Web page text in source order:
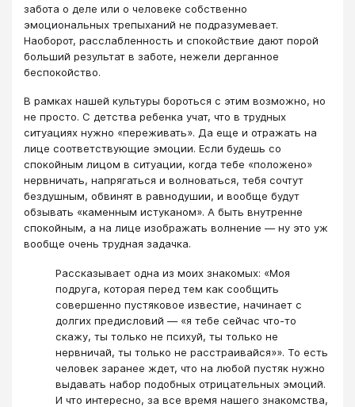
забота о деле или о человеке собственно
эмоциональных трепыханий не подразумевает.
Наоборот, расслабленность и спокойствие дают порой
больший результат в заботе, нежели дерганное
беспокойство.
В рамках нашей культуры бороться с этим возможно, но
не просто. С детства ребенка учат, что в трудных
ситуациях нужно «переживать». Да еще и отражать на
лице соответствующие эмоции. Если будешь со
спокойным лицом в ситуации, когда тебе «положено»
нервничать, напрягаться и волноваться, тебя сочтут
бездушным, обвинят в равнодушии, и вообще будут
обзывать «каменным истуканом». А быть внутренне
спокойным, а на лице изображать волнение — ну это уж
вообще очень трудная задачка.
Рассказывает одна из моих знакомых: «Моя
подруга, которая перед тем как сообщить
совершенно пустяковое известие, начинает с
долгих предисловий — «я тебе сейчас что-то
скажу, ты только не психуй, ты только не
нервничай, ты только не расстраивайся»». То есть
человек заранее ждет, что на любой пустяк нужно
выдавать набор подобных отрицательных эмоций.
И что интересно, за все время нашего знакомства,